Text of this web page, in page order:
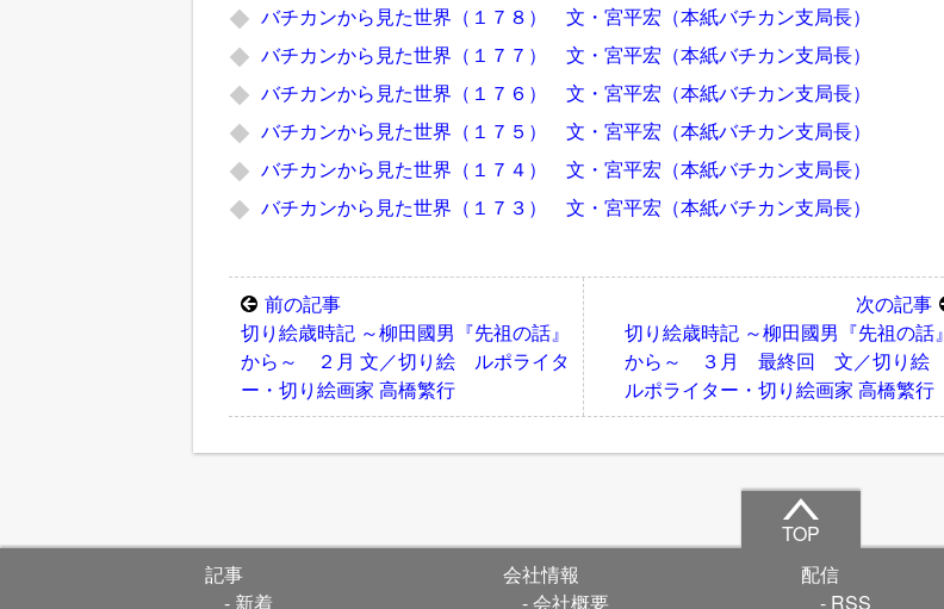
バチカンから見た世界（１７８） 文・宮平宏（本紙バチカン支局長）
バチカンから見た世界（１７７） 文・宮平宏（本紙バチカン支局長）
バチカンから見た世界（１７６） 文・宮平宏（本紙バチカン支局長）
バチカンから見た世界（１７５） 文・宮平宏（本紙バチカン支局長）
バチカンから見た世界（１７４） 文・宮平宏（本紙バチカン支局長）
バチカンから見た世界（１７３） 文・宮平宏（本紙バチカン支局長）
前の記事
切り絵歳時記 ～柳田國男『先祖の話』
から～ ２月 文／切り絵 ルポライタ
ー・切り絵画家 高橋繁行
次の記事
切り絵歳時記 ～柳田國男『先祖の話』
から～ ３月 最終回 文／切り絵
ルポライター・切り絵画家 高橋繁行
TOP
記事
新着
会社情報
会社概要
配信
RSS